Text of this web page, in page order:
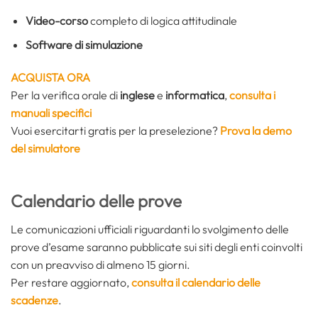
Video-corsocompleto di logica attitudinale
Software di simulazione
ACQUISTA ORA
Per la verifica orale di inglesee informatica,consulta i
manuali specifici
Vuoi esercitarti gratis per la preselezione? Prova la demo
del simulatore
Calendario delle prove
Le comunicazioni ufficiali riguardanti lo svolgimento delle
prove d’esame saranno pubblicate sui siti degli enti coinvolti
con un preavviso di almeno 15 giorni.
Per restare aggiornato,consulta il calendario delle
scadenze.